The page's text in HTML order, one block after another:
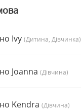
Ivy (дитина, Дівчинка)
Joanna (дівчина)
Kendra (дівчина)